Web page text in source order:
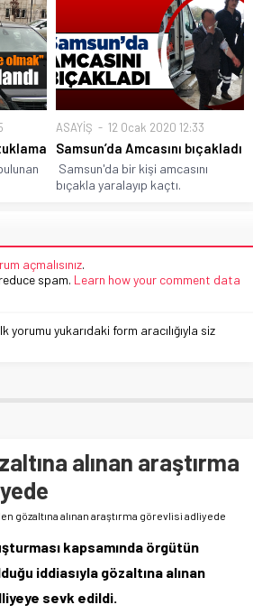
ASAYİŞ 12 Ocak 2020 12:33
Samsun’da Amcasını bıçakladı
Samsun'da bir kişi amcasını
bıçakla yaralayıp kaçtı.
açmalısınız.
spam. Learn how your comment data
yorumu yukarıdaki form aracılığıyla siz
alınan araştırma
gözaltına alınan araştırma görevlisi adliyede
kapsamında örgütün
iddiasıyla gözaltına alınan
sevk edildi.